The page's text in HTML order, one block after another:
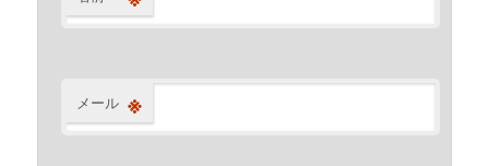
メール ※